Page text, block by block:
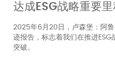
达成ESG战略重要
2025年6月20日，卢森堡：阿
迹报告，标志着我们在推进ESG
突破。